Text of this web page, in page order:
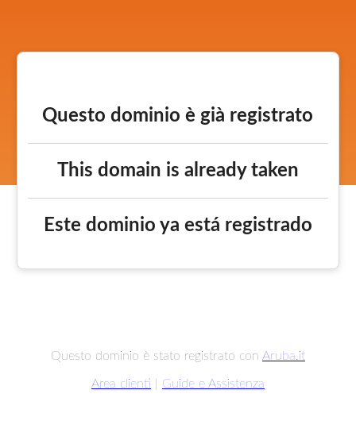
Questo dominio è già registrato
This domain is already taken
Este dominio ya está registrado
Questo dominio è stato registrato con Aruba.it
Area clienti Guide e Assistenza